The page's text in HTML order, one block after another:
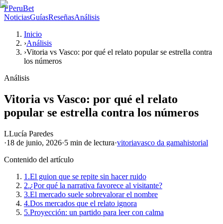
PPeruBet
NoticiasGuíasReseñasAnálisis
Inicio
›Análisis
›Vitoria vs Vasco: por qué el relato popular se estrella contra
los números
Análisis
Vitoria vs Vasco: por qué el relato
popular se estrella contra los números
LLucía Paredes
·18 de junio, 2026·5 min de lectura·vitoriavasco da gamahistorial
Contenido del artículo
1.El guion que se repite sin hacer ruido
2.¿Por qué la narrativa favorece al visitante?
3.El mercado suele sobrevalorar el nombre
4.Dos mercados que el relato ignora
5.Proyección: un partido para leer con calma